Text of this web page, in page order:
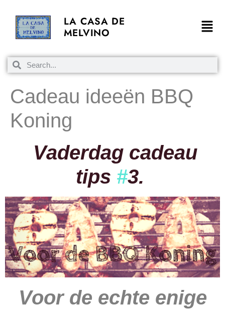
LA CASA DE
MELVINO
Cadeau ideeën BBQ
Koning
Vaderdag cadeau
tips #3.
Voor de echte enige